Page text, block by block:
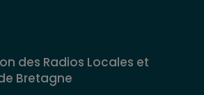
des Radios Locales et
Bretagne